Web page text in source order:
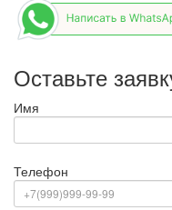
Оставьте
Имя
Телефон